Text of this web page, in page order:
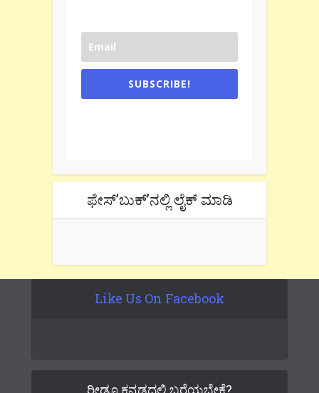
SUBSCRIBE!
ಫೇಸ್’ಬುಕ್’ನಲ್ಲಿ ಲೈಕ್ ಮಾಡಿ
Like Us On Facebook
ರೀಡೂ ಕನ್ನಡದಲ್ಲಿ ಬರೆಯಬೇಕೆ?